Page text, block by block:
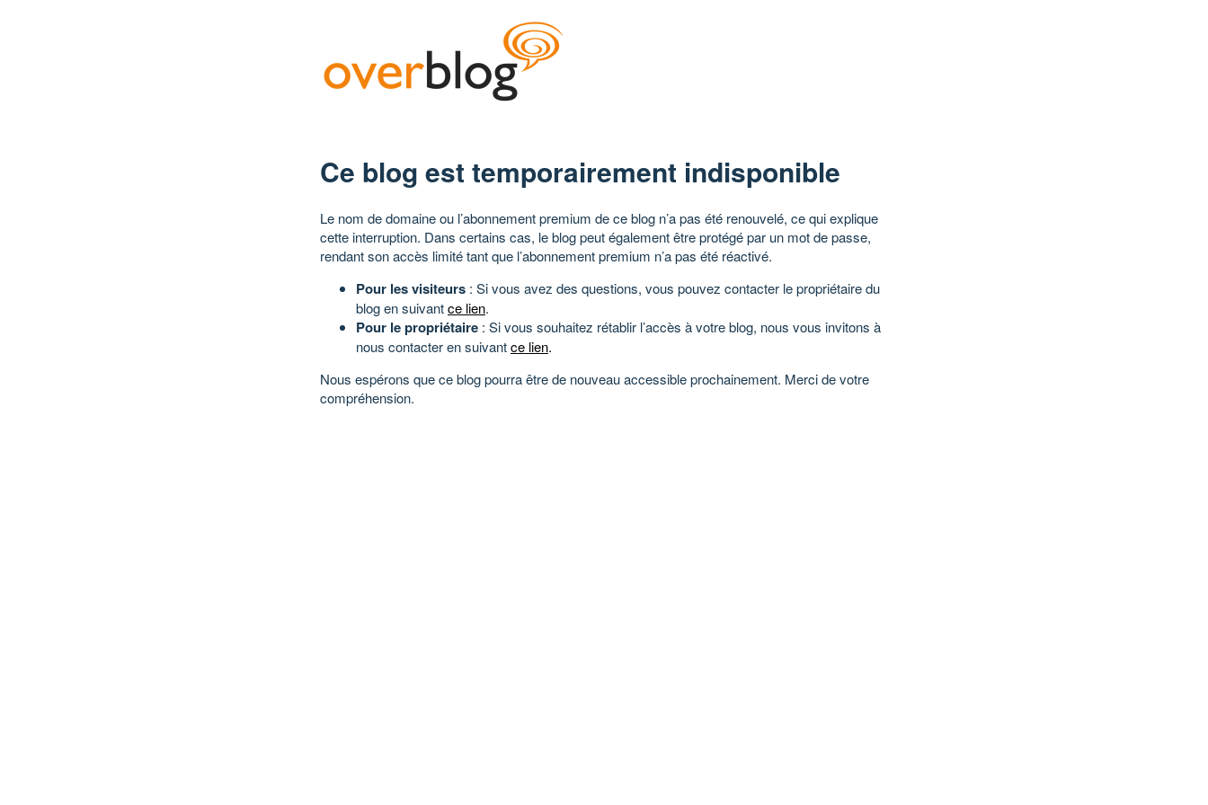
Ce blog est temporairement indisponible
Le nom de domaine ou l’abonnement premium de ce blog n’a pas été renouvelé, ce qui explique
cette interruption. Dans certains cas, le blog peut également être protégé par un mot de passe,
rendant son accès limité tant que l’abonnement premium n’a pas été réactivé.
Pour les visiteurs : Si vous avez des questions, vous pouvez contacter le propriétaire du
blog en suivantce lien.
Pour le propriétaire : Si vous souhaitez rétablir l’accès à votre blog, nous vous invitons à
nous contacter en suivantce lien.
Nous espérons que ce blog pourra être de nouveau accessible prochainement. Merci de votre
compréhension.